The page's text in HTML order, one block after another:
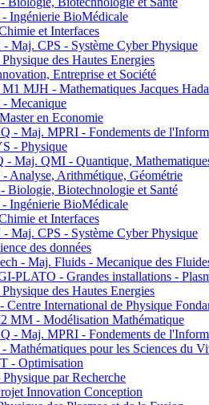
Ingénierie BioMédicale
et Interfaces
Maj. CPS - Système Cyber Physique
des Hautes Energies
Entreprise et Société
MJH - Mathematiques Jacques
Mecanique
en Economie
- Maj. MPRI - Fondements de
- Physique
Maj. QMI - Quantique,
Arithmétique, Géométrie
Biotechnologie et Santé
Ingénierie BioMédicale
et Interfaces
Maj. CPS - Système Cyber Physique
des données
- Maj. Fluids - Mecanique des
PLATO - Grandes installations -
des Hautes Energies
International de Physique
MM - Modélisation Mathématique
- Maj. MPRI - Fondements de
pour les Sciences du
- Optimisation
par Recherche
Innovation Conception